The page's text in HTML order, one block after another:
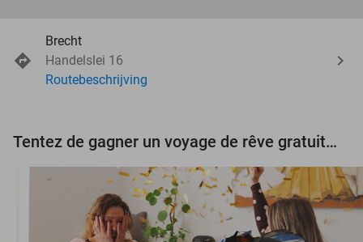
Brecht
Handelslei 16
Routebeschrijving
Tentez de gagner un voyage de rêve gratuit d'une valeur de 3.000 € !